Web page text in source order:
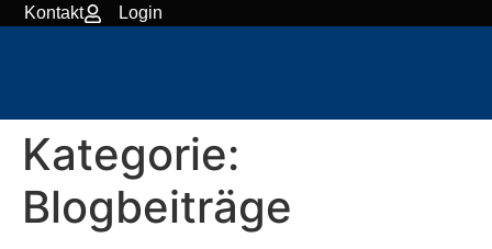
content
Kontakt Login
Kategorie:
Blogbeiträge